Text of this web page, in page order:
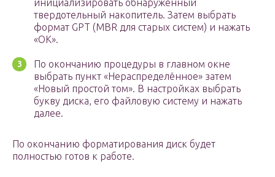
инициализировать обнаруженный
твердотельный накопитель. Затем выбрать
формат GPT (MBR для старых систем) и нажать
«ОК».
По окончанию процедуры в главном окне
выбрать пункт «Нераспределённое» затем
«Новый простой том». В настройках выбрать
букву диска, его файловую систему и нажать
далее.
По окончанию форматирования диск будет
полностью готов к работе.